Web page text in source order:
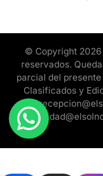
© Copyright 2026
reservados.
parcial del
Clasificados y